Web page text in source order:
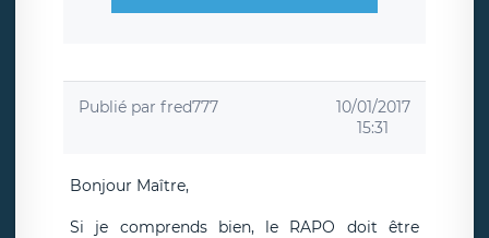
Publié par fred777
10/01/2017
15:31
Bonjour Maître,
Si je comprends bien, le RAPO doit être